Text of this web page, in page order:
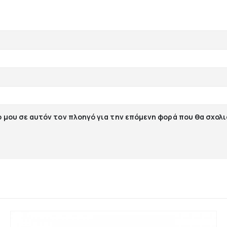
σε αυτόν τον πλοηγό για την επόμενη φορά που θα